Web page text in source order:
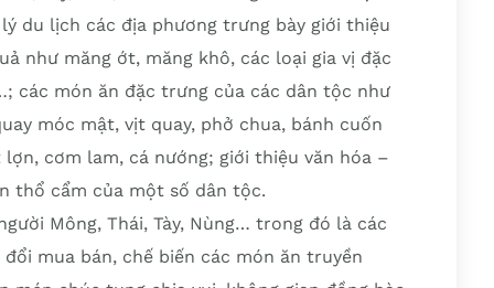
du lịch các địa phương trưng bày giới thiệu
như măng ớt, măng khô, các loại gia vị đặc
các món ăn đặc trưng của các dân tộc như
móc mật, vịt quay, phở chua, bánh cuốn
cơm lam, cá nướng; giới thiệu văn hóa –
thổ cẩm của một số dân tộc.
Mông, Thái, Tày, Nùng… trong đó là các
mua bán, chế biến các món ăn truyền